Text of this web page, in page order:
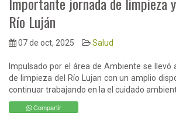
Río Luján
07 de oct, 2025 Salud
Impulsado por el área de Ambiente se llevó
de limpieza del Río Lujan con un amplio
continuar trabajando en la el cuidado
Compartir